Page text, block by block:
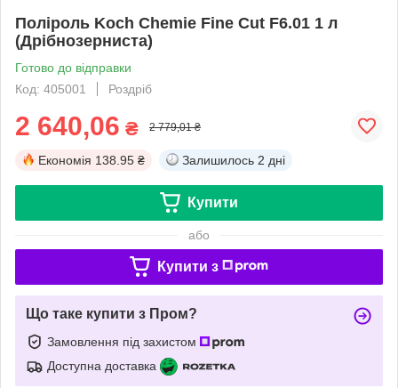
Поліроль Koch Chemie Fine Cut F6.01 1 л
(Дрібнозерниста)
Готово до відправки
Код: 405001
Роздріб
2 640,06 ₴ 2 779,01 ₴
Економія 138.95 ₴ Залишилось 2 дні
Купити
або
Купити з
Що таке купити з Пром?
Замовлення під захистом
Доступна доставка